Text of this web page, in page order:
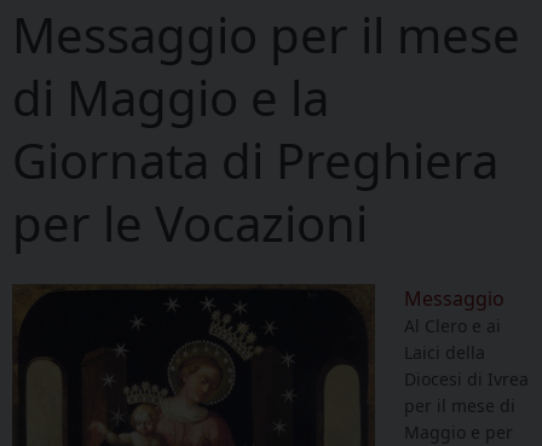
Messaggio per il mese
di Maggio e la
Giornata di Preghiera
per le Vocazioni
Messaggio
Al Clero e ai
Laici della
Diocesi di Ivrea
per il mese di
Maggio e per